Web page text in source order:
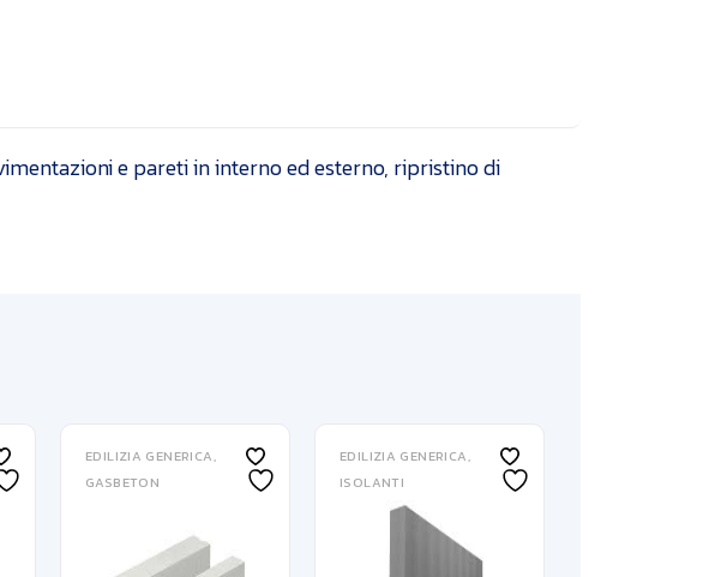
e pareti in interno ed esterno, ripristino di
EDILIZIA GENERICA
GASBETON
EDILIZIA GENERICA
ISOLANTI